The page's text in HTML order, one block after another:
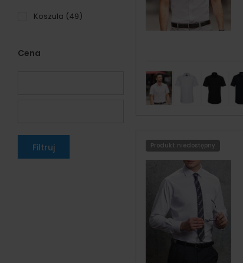
Koszula (49)
Cena
Filtruj Produkt niedostępny